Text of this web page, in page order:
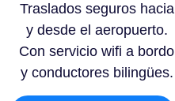
Traslados seguros hacia
y desde el aeropuerto.
Con servicio wifi a bordo
y conductores bilingües.